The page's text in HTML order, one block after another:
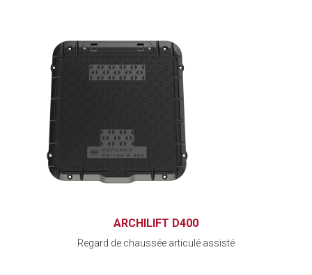
ARCHILIFT D400
Regard de chaussée articulé assisté